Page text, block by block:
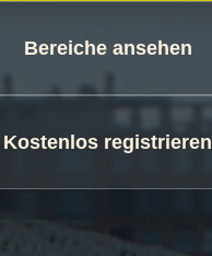
Bereiche ansehen
Kostenlos registrieren